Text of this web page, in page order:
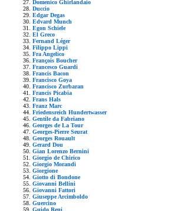
Domenico Ghirlandaio
Duccio
Edgar Degas
Edvard Munch
Egon Schiele
El Greco
Fernand Léger
Filippo Lippi
Fra Angelico
François Boucher
Francesco Guardi
Francis Bacon
Francisco Goya
Francisco Zurbaran
Francis Picabia
Frans Hals
Franz Marc
Friedensreich Hundertwasser
Gentile da Fabriano
Georges de La Tour
Georges-Pierre Seurat
Georges Rouault
Gerard Dou
Gian Lorenzo Bernini
Giorgio de Chirico
Giorgio Morandi
Giorgione
Giotto di Bondone
Giovanni Bellini
Giovanni Fattori
Giuseppe Arcimboldo
Guercino
Guido Reni